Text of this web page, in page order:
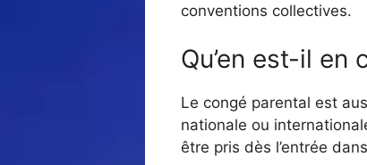
conventions collectives.
Qu’en est-il en
Le congé parental est
nationale ou
être pris dès l’entrée